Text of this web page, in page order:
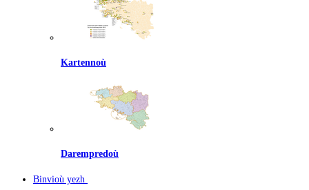
Kartennoù
Darempredoù
Binvioù yezh